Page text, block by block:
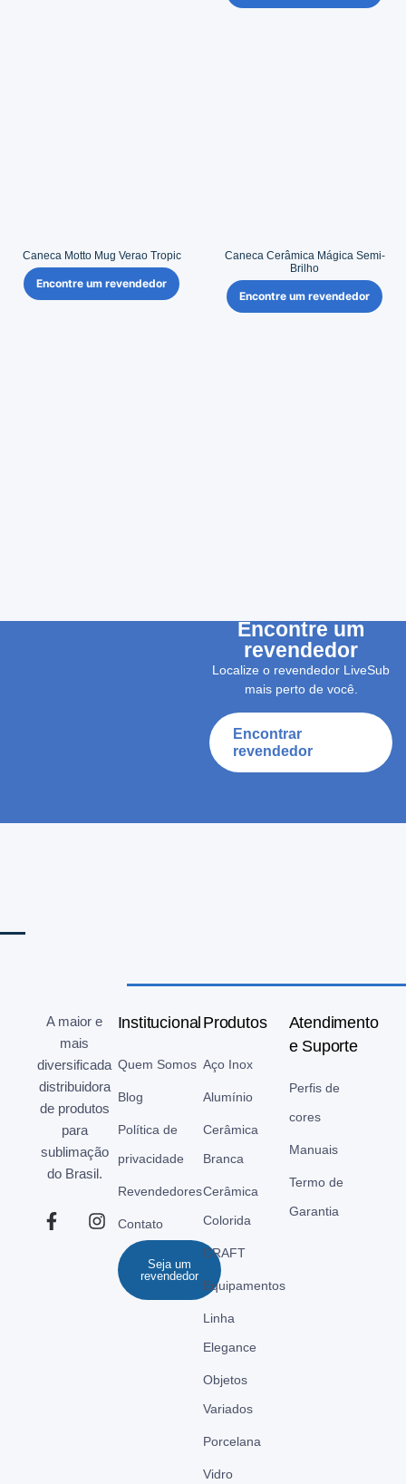
Caneca Motto Mug Verao Tropic
Encontre um revendedor
Caneca Cerâmica Mágica Semi-
Brilho
Encontre um revendedor
Encontre um
revendedor
Localize o revendedor LiveSub
mais perto de você.
Encontrar
revendedor
A maior e
mais
diversificada
distribuidora
de produtos
para
sublimação
do Brasil.
Institucional
Quem Somos
Blog
Política de
privacidade
Revendedores
Contato
Seja um
revendedor
Produtos
Aço Inox
Alumínio
Cerâmica
Branca
Cerâmica
Colorida
CRAFT
Equipamentos
Linha
Elegance
Objetos
Variados
Porcelana
Vidro
Atendimento
e Suporte
Perfis de
cores
Manuais
Termo de
Garantia